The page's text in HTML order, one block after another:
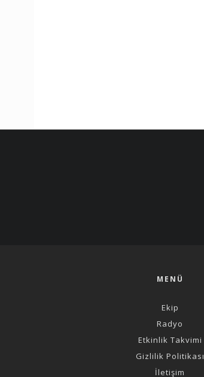
MENÜ
Ekip
Radyo
Etkinlik Takvimi
Gizlilik Politikası
İletişim